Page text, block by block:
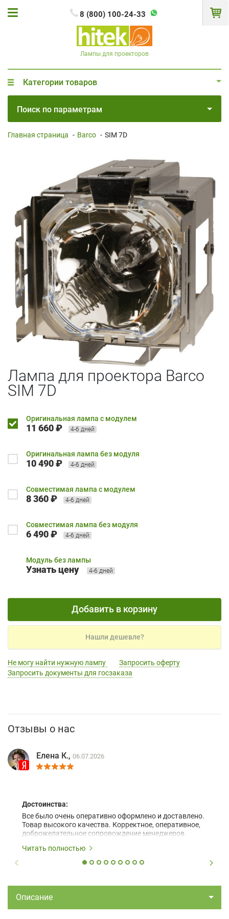
8 (800) 100-24-33
Лампы для проекторов
Категории товаров
Поиск по параметрам
Главная страница - Barco - SIM 7D
Лампа для проектора Barco
SIM 7D
Оригинальная лампа с модулем
11 660 ₽ 4-6 дней
Оригинальная лампа без модуля
10 490 ₽ 4-6 дней
Совместимая лампа с модулем
8 360 ₽ 4-6 дней
Совместимая лампа без модуля
6 490 ₽ 4-6 дней
Модуль без лампы
Узнать цену 4-6 дней
Добавить в корзину
Нашли дешевле?
Не могу найти нужную лампу
Запросить оферту
Запросить документы для госзаказа
Отзывы о нас
Елена К., 06.07.2026
Достоинства:
Все было очень оперативно оформлено и доставлено.
Товар высокого качества. Корректное, оперативное,
доброжелательное сопровождение менеджеров.
Читать полностью
Описание